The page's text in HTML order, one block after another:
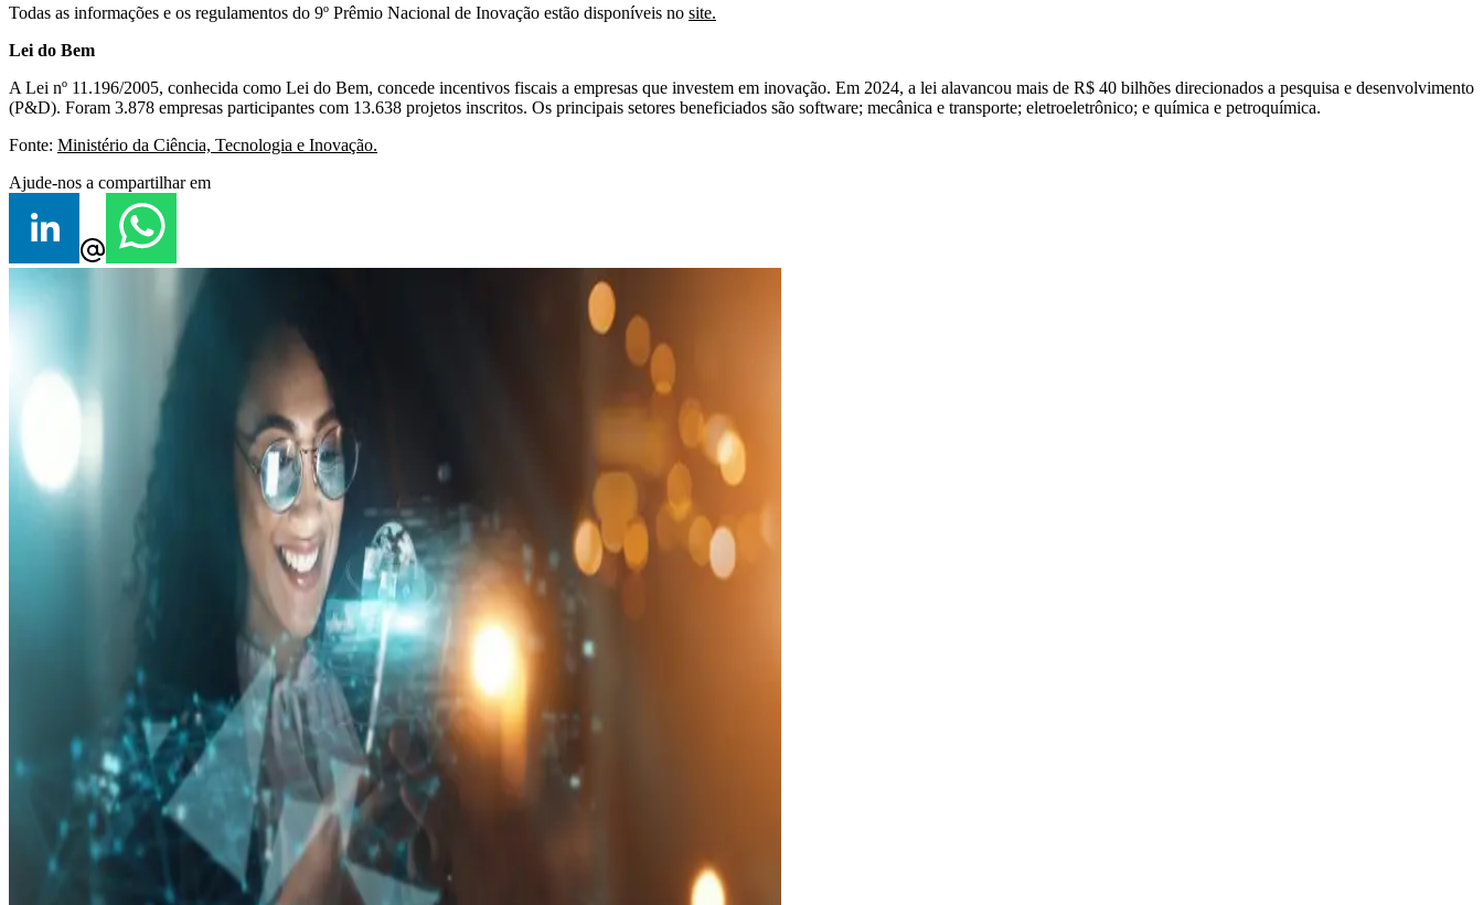
Todas as informações e os regulamentos do 9º Prêmio Nacional de Inovação estão disponíveis no site.
Lei do Bem
A Lei nº 11.196/2005, conhecida como Lei do Bem, concede incentivos fiscais a empresas que investem em inovação. Em 2024, a lei alavancou mais de R$ 40 bilhões direcionados a pesquisa e desenvolvimento
(P&D). Foram 3.878 empresas participantes com 13.638 projetos inscritos. Os principais setores beneficiados são software; mecânica e transporte; eletroeletrônico; e química e petroquímica.
Fonte: Ministério da Ciência, Tecnologia e Inovação.
Ajude-nos a compartilhar em